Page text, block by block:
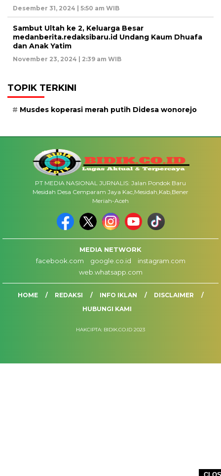
Desember 31, 2024 | 5:50 am WIB
Sambut Ultah ke 2, Keluarga Besar
medanberita.redaksibaru.id Undang Kaum Dhuafa
dan Anak Yatim
November 23, 2024 | 2:39 am WIB
TOPIK TERKINI
Musdes koperasi merah putih Didesa wonorejo
PT MEDIA NASIONAL JURNALIS: Jalan Pondok Baru
Mesidah Desa Cemparam Jaya Kac,Mesidah,Kab,Bener
Meriah-Aceh
MEDIA NETWORK
facebook.com
google.co.id
instagram.com
web.whatsapp.com
HOME REDAKSI INFO IKLAN
DISCLAIMER
HUBUNGI KAMI
HAKCIPTA: BIDIK.CO.ID 2023